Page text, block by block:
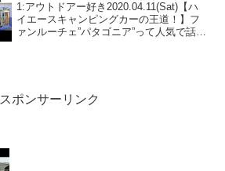
1:アウトドアー好き2020.04.11(Sat)【ハ
イエースキャンピングカーの王道！】フ
ァンルーチェ”パタゴニア”って人気で話題
スポンサーリンク